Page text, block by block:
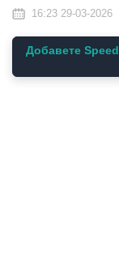
16:23 29-03-2026
Добавете